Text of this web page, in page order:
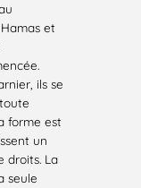
et
ils se
forme est
un
droits. La
seule